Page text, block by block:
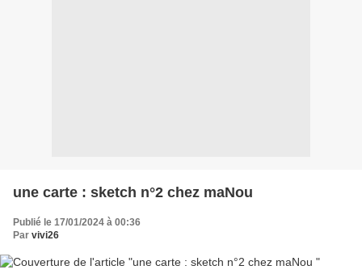
une carte : sketch n°2 chez maNou
Publié le 17/01/2024 à 00:36
Par vivi26